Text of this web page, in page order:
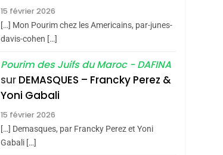
2
Dis Guerre»: La
Nouvelle Chanson De
Boy George
ISRAÉL JUDAISME
15 février 2026
[…] Mon Pourim chez les Americains, par-junes-
davis-cohen […]
Pourim des Juifs du Maroc - DAFINA
sur DEMASQUES – Francky Perez &
Yoni Gabali
15 février 2026
[…] Demasques, par Francky Perez et Yoni
Gabali […]